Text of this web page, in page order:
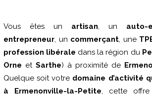
Vous êtes un artisan, un auto-
entrepreneur, un commerçant, une
profession libérale dans la région du
Orne et Sarthe) à proximité de
Quelque soit votre domaine d’activité
à Ermenonville-la-Petite, cette offre